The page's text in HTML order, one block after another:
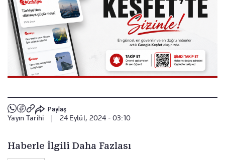
Paylaş
Yayın Tarihi 24 Eylül, 2024 - 03:10
Haberle İlgili Daha Fazlası